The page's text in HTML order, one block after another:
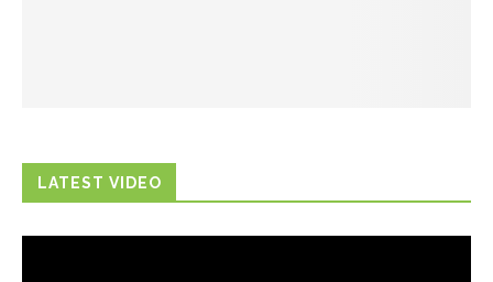
LATEST VIDEO